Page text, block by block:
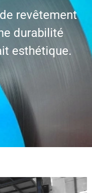
revêtement
durabilité
esthétique.